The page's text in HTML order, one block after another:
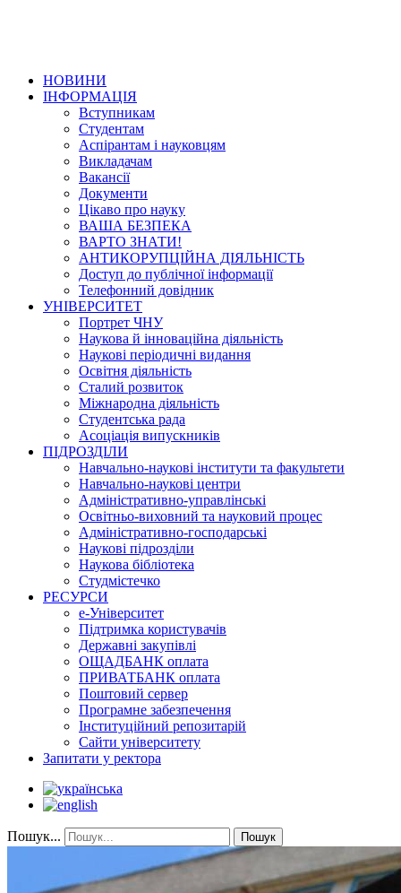
НОВИНИ
ІНФОРМАЦІЯ
Вступникам
Студентам
Аспірантам і науковцям
Викладачам
Вакансії
Документи
Цікаво про науку
ВАША БЕЗПЕКА
ВАРТО ЗНАТИ!
АНТИКОРУПЦІЙНА ДІЯЛЬНІСТЬ
Доступ до публічної інформації
Телефонний довідник
УНІВЕРСИТЕТ
Портрет ЧНУ
Наукова й інноваційна діяльність
Наукові періодичні видання
Освітня діяльність
Сталий розвиток
Міжнародна діяльність
Студентська рада
Асоціація випускників
ПІДРОЗДІЛИ
Навчально-наукові інститути та факультети
Навчально-наукові центри
Адміністративно-управлінські
Освітньо-виховний та науковий процес
Адміністративно-господарські
Наукові підрозділи
Наукова бібліотека
Студмістечко
РЕСУРСИ
е-Університет
Підтримка користувачів
Державні закупівлі
ОЩАДБАНК оплата
ПРИВАТБАНК оплата
Поштовий сервер
Програмне забезпечення
Інституційний репозитарій
Сайти університету
Запитати у ректора
Пошук... Пошук